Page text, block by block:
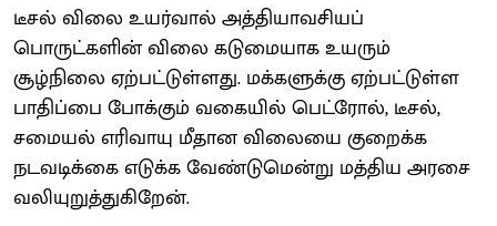
டீசல் விலை உயர்வால் அத்தியாவசியப்
பொருட்களின் விலை கடுமையாக உயரும்
சூழ்நிலை ஏற்பட்டுள்ளது. மக்களுக்கு ஏற்பட்டுள்ள
பாதிப்பை போக்கும் வகையில் பெட்ரோல், டீசல்,
சமையல் எரிவாயு மீதான விலையை குறைக்க
நடவடிக்கை எடுக்க வேண்டுமென்று மத்திய அரசை
வலியுறுத்துகிறேன்.